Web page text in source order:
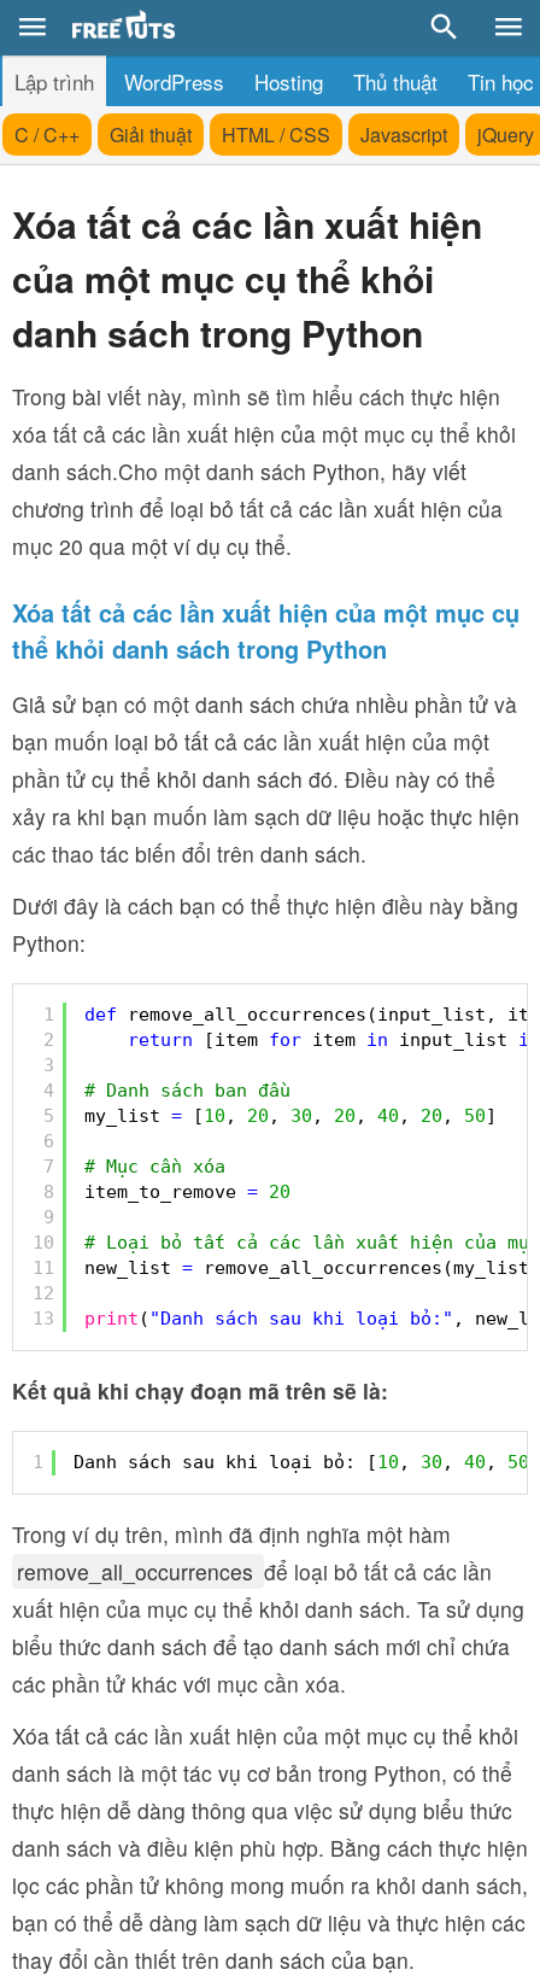
Lập trình WordPress Hosting Thủ thuật Tin học
C / C++ Giải thuật HTML / CSS Javascript jQuery
Xóa tất cả các lần xuất hiện
của một mục cụ thể khỏi
danh sách trong Python
Trong bài viết này, mình sẽ tìm hiểu cách thực hiện
xóa tất cả các lần xuất hiện của một mục cụ thể khỏi
danh sách.Cho một danh sách Python, hãy viết
chương trình để loại bỏ tất cả các lần xuất hiện của
mục 20 qua một ví dụ cụ thể.
Xóa tất cả các lần xuất hiện của một mục cụ
thể khỏi danh sách trong Python
Giả sử bạn có một danh sách chứa nhiều phần tử và
bạn muốn loại bỏ tất cả các lần xuất hiện của một
phần tử cụ thể khỏi danh sách đó. Điều này có thể
xảy ra khi bạn muốn làm sạch dữ liệu hoặc thực hiện
các thao tác biến đổi trên danh sách.
Dưới đây là cách bạn có thể thực hiện điều này bằng
Python:
1
2
3
4
5
6
7
8
9
10
11
12
13
def
remove_all_occurrences(input_list,
return
[item for item in input_list if
# Danh sách ban đầu
my_list = [10 , 20 , 30 , 20 , 40 , 20 , 50]
# Mục cần xóa
item_to_remove = 20
# Loại bỏ tất cả các lần xuất hiện của
new_list =
print ( "Danh sách sau khi loại bỏ:" ,
Kết quả khi chạy đoạn mã trên sẽ là:
1 Danh sách sau khi loại bỏ: [10 , 30 , 40 , 50
Trong ví dụ trên, mình đã định nghĩa một hàm
remove_all_occurrences để loại bỏ tất cả các lần
xuất hiện của mục cụ thể khỏi danh sách. Ta sử dụng
biểu thức danh sách để tạo danh sách mới chỉ chứa
các phần tử khác với mục cần xóa.
Xóa tất cả các lần xuất hiện của một mục cụ thể khỏi
danh sách là một tác vụ cơ bản trong Python, có thể
thực hiện dễ dàng thông qua việc sử dụng biểu thức
danh sách và điều kiện phù hợp. Bằng cách thực hiện
lọc các phần tử không mong muốn ra khỏi danh sách,
bạn có thể dễ dàng làm sạch dữ liệu và thực hiện các
thay đổi cần thiết trên danh sách của bạn.